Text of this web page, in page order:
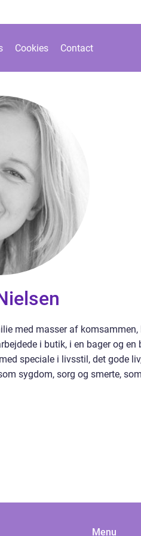
Cookies Contact
med masser af
i butik, i en bager og en
speciale i livsstil, det gode
sygdom, sorg og smerte,
Menu